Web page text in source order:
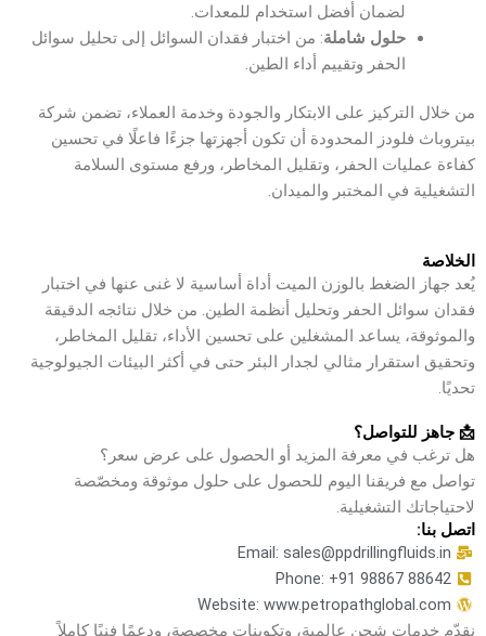
لضمان أفضل استخدام للمعدات.
حلول شاملة: من اختبار فقدان السوائل إلى تحليل سوائل
الحفر وتقييم أداء الطين.
من خلال التركيز على الابتكار والجودة وخدمة العملاء، تضمن شركة
بيتروباث فلودز المحدودة أن تكون أجهزتها جزءًا فاعلًا في تحسين
كفاءة عمليات الحفر، وتقليل المخاطر، ورفع مستوى السلامة
التشغيلية في المختبر والميدان.
الخلاصة
يُعد جهاز الضغط بالوزن الميت أداة أساسية لا غنى عنها في اختبار
فقدان سوائل الحفر وتحليل أنظمة الطين. من خلال نتائجه الدقيقة
والموثوقة، يساعد المشغلين على تحسين الأداء، تقليل المخاطر،
وتحقيق استقرار مثالي لجدار البئر حتى في أكثر البيئات الجيولوجية
تحديًا.
📩 جاهز للتواصل؟
هل ترغب في معرفة المزيد أو الحصول على عرض سعر؟
تواصل مع فريقنا اليوم للحصول على حلول موثوقة ومخصّصة
لاحتياجاتك التشغيلية.
اتصل بنا:
Email: sales@ppdrillingfluids.in
Phone: +91 98867 88642
Website: www.petropathglobal.com
نقدّم خدمات شحن عالمية، وتكوينات مخصصة، ودعمًا فنيًا كاملاً